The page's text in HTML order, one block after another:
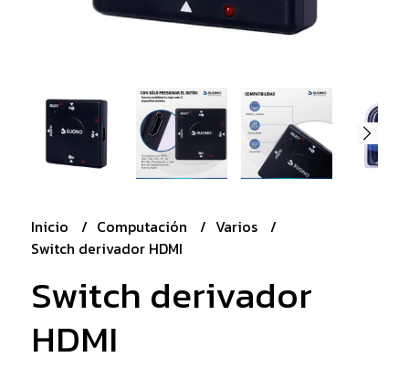
Inicio Computación
Varios
Switch derivador HDMI
Switch derivador
HDMI